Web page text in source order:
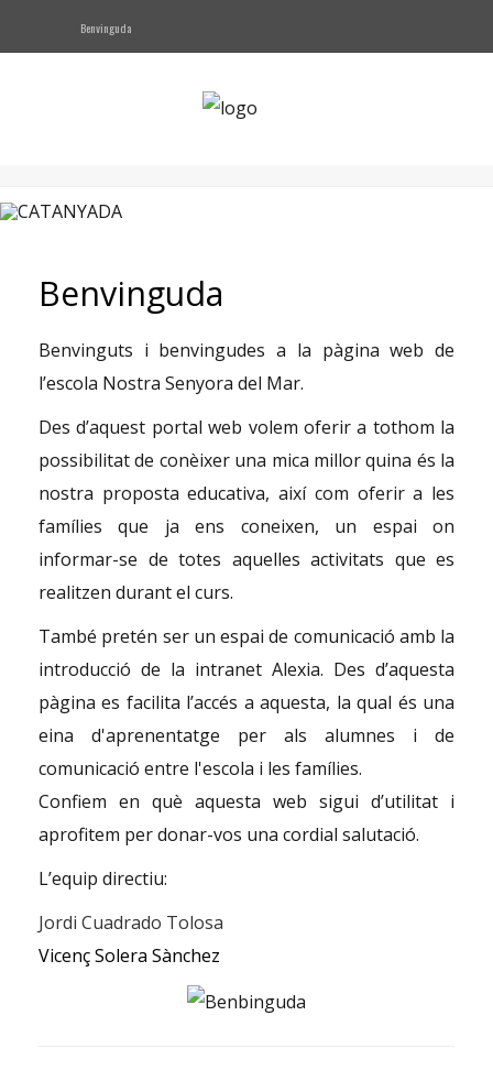
NOTICIES
Serveis
CLICKEDU
AFA
Benvinguda
Benvinguda
Benvinguts i benvingudes a la pàgina web de
l’escola Nostra Senyora del Mar.
Des d’aquest portal web volem oferir a tothom la
possibilitat de conèixer una mica millor quina és la
nostra proposta educativa, així com oferir a les
famílies que ja ens coneixen, un espai on
informar-se de totes aquelles activitats que es
realitzen durant el curs.
També pretén ser un espai de comunicació amb la
introducció de la intranet Alexia. Des d’aquesta
pàgina es facilita l’accés a aquesta, la qual és una
eina d'aprenentatge per als alumnes i de
comunicació entre l'escola i les famílies.
Confiem en què aquesta web sigui d’utilitat i
aprofitem per donar-vos una cordial salutació.
L’equip directiu:
Jordi Cuadrado Tolosa
Vicenç Solera Sànchez